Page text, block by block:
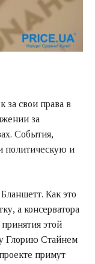
за свои права в
за
События,
политическую и
Как это
а консерватора
этой
Глорию Стайнем
примут